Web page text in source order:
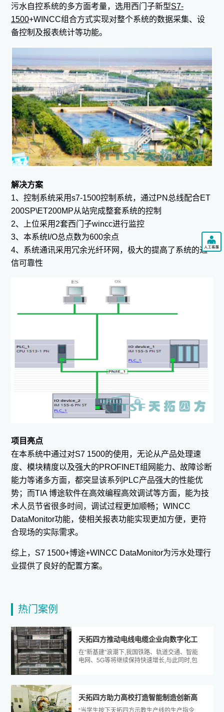
污水自控系统的多方面考量，选用西门子新型S7-
1500+WINCC组合方式实现对整个系统的数据采集、设
备控制及报表统计等功能。
解决方案
1、控制系统采用s7-1500控制系统，通过PN总线配合ET
200SP\ET200MP从站完成整套系统的控制
2、上位采用2套西门子wincc进行监控
3、本系统I/O总点数为600余点
4、系统通讯采用冗余光纤环网，极大的提高了系统的通
信可靠性
项目亮点
在本系统中通过对S7 1500的使用，无论从产品处理速
度、模块精度以及强大的PROFINET组网能力、故障诊断
能力等诸多方面，都突显该系列PLC产品强大的性能优
势；而TIA 博途软件在高效编程高效调试等方面，能为技
术人员节省很多时间，调试过程更加顺畅；WINCC
DataMonitor功能，使相关报表功能实现更加方便，更符
合现场的实际需求。
综上，S7 1500+博途+WINCC DataMonitor为污水处理行
业提供了良好的配置方案。
热门案例
天拓四方推动电线电缆企业向数字化工
厂更进一步
在“新基建”浪潮下,我国铁路、轨道交通、智能
电网、5G等将继续保持快速增长,与此同时,包
天拓四方助力高校打造智能制造创新高
“当学生按下天拓四方示教生产线的生产指令